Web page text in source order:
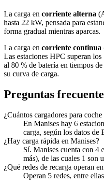
La carga en corriente alterna
hasta 22 kW, pensada para
forma gradual mientras aparcas.
La carga en corriente continua
Las estaciones HPC superan
al 80 % de batería en tiempos
su curva de carga.
Preguntas
¿Cuántos cargadores para
En Manises hay 6
carga, según los datos de
¿Hay carga rápida en Manises?
Sí. Manises cuenta con 4
más), de las cuales 1 son
¿Qué redes de recarga operan
Operan 5 redes, entre